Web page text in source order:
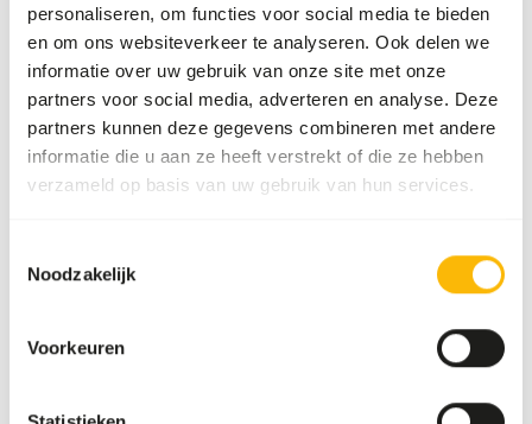
personaliseren, om functies voor social media te bieden
en om ons websiteverkeer te analyseren. Ook delen we
informatie over uw gebruik van onze site met onze
partners voor social media, adverteren en analyse. Deze
partners kunnen deze gegevens combineren met andere
informatie die u aan ze heeft verstrekt of die ze hebben
verzameld op basis van uw gebruik van hun services.
Noodzakelijk
Voorkeuren
Voedingsadvies
Kuikens kunnen als heel prooidier gevoerd worden.
Wanneer er dagelijks veel kuikens gevoerd worden kan het
verstandig zijn om de dooier bij een aantal kuikens te
hygiënevoorschriften in acht.